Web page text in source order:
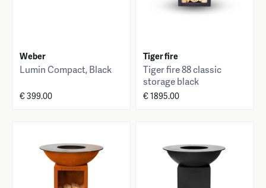
Weber
Lumin Compact, Black
€ 399.00
Tiger fire
Tiger fire 88 classic
storage black
€ 1895.00